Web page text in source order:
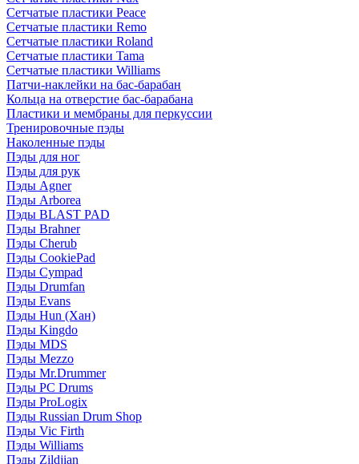
Сетчатые пластики Peace
Сетчатые пластики Remo
Сетчатые пластики Roland
Сетчатые пластики Tama
Сетчатые пластики Williams
Патчи-наклейки на бас-барабан
Кольца на отверстие бас-барабана
Пластики и мембраны для перкуссии
Тренировочные пэды
Наколенные пэды
Пэды для ног
Пэды для рук
Пэды Agner
Пэды Arborea
Пэды BLAST PAD
Пэды Brahner
Пэды Cherub
Пэды CookiePad
Пэды Cympad
Пэды Drumfan
Пэды Evans
Пэды Hun (Хан)
Пэды Kingdo
Пэды MDS
Пэды Mezzo
Пэды Mr.Drummer
Пэды PC Drums
Пэды ProLogix
Пэды Russian Drum Shop
Пэды Vic Firth
Пэды Williams
Пэды Zildjian